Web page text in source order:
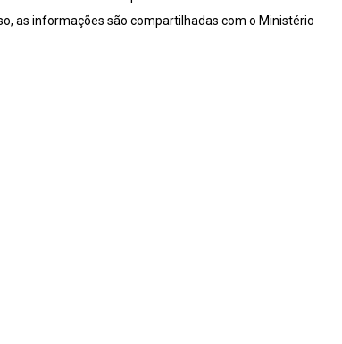
as informações são compartilhadas com o Ministério